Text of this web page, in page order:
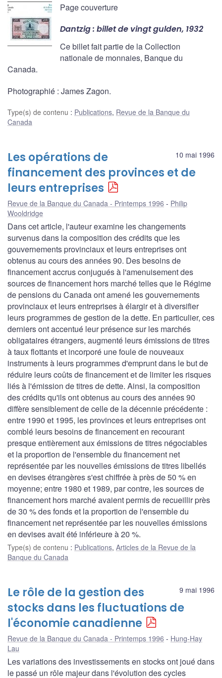
Page couverture
Dantzig : billet de vingt gulden, 1932
Ce billet fait partie de la Collection
nationale de monnaies, Banque du
Canada.
Photographié : James Zagon.
Type(s) de contenu : Publications, Revue de la Banque du
Canada
10 mai 1996
Les opérations de
financement des provinces et de
leurs entreprises
Revue de la Banque du Canada - Printemps 1996
Philip
Wooldridge
Dans cet article, l'auteur examine les changements
survenus dans la composition des crédits que les
gouvernements provinciaux et leurs entreprises ont
obtenus au cours des années 90. Des besoins de
financement accrus conjugués à l'amenuisement des
sources de financement hors marché telles que le Régime
de pensions du Canada ont amené les gouvernements
provinciaux et leurs entreprises à élargir et à diversifier
leurs programmes de gestion de la dette. En particulier, ces
derniers ont accentué leur présence sur les marchés
obligataires étrangers, augmenté leurs émissions de titres
à taux flottants et incorporé une foule de nouveaux
instruments à leurs programmes d'emprunt dans le but de
réduire leurs coûts de financement et de limiter les risques
liés à l'émission de titres de dette. Ainsi, la composition
des crédits qu'ils ont obtenus au cours des années 90
diffère sensiblement de celle de la décennie précédente :
entre 1990 et 1995, les provinces et leurs entreprises ont
comblé leurs besoins de financement en recourant
presque entièrement aux émissions de titres négociables
et la proportion de l'ensemble du financement net
représentée par les nouvelles émissions de titres libellés
en devises étrangères s'est chiffrée à près de 50 % en
moyenne; entre 1980 et 1989, par contre, les sources de
financement hors marché avaient permis de recueillir près
de 30 % des fonds et la proportion de l'ensemble du
financement net représentée par les nouvelles émissions
en devises avait été inférieure à 20 %.
Type(s) de contenu : Publications, Articles de la Revue de la
Banque du Canada
9 mai 1996
Le rôle de la gestion des
stocks dans les fluctuations de
l'économie canadienne
Revue de la Banque du Canada - Printemps 1996
Hung-Hay
Lau
Les variations des investissements en stocks ont joué dans
le passé un rôle majeur dans l'évolution des cycles